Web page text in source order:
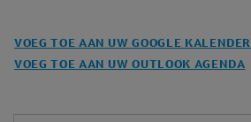
VOEG TOE AAN UW GOOGLE KALENDER
VOEG TOE AAN UW OUTLOOK AGENDA